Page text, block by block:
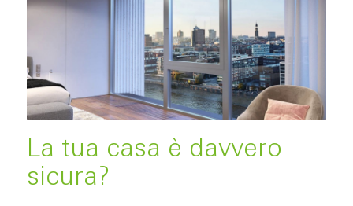
La tua casa è davvero
sicura?